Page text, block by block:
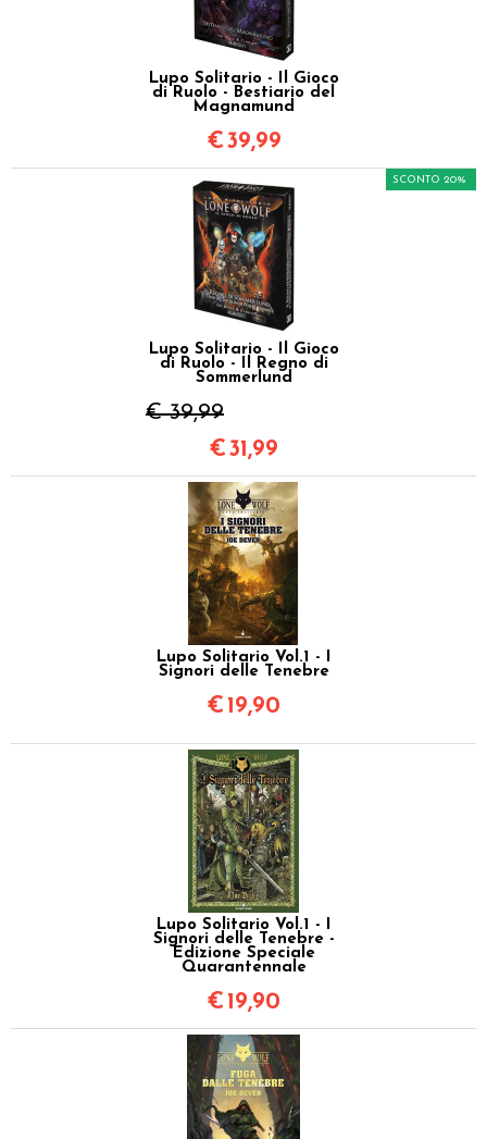
Lupo Solitario - Il Gioco
di Ruolo - Bestiario del
Magnamund
€39,99
Lupo Solitario - Il Gioco
di Ruolo - Il Regno di
Sommerlund
€ 39,99
SCONTO 20%
€31,99
Lupo Solitario Vol.1 - I
Signori delle Tenebre
€ 19,90
Lupo Solitario Vol.1 - I
Signori delle Tenebre -
Edizione Speciale
Quarantennale
€ 19,90